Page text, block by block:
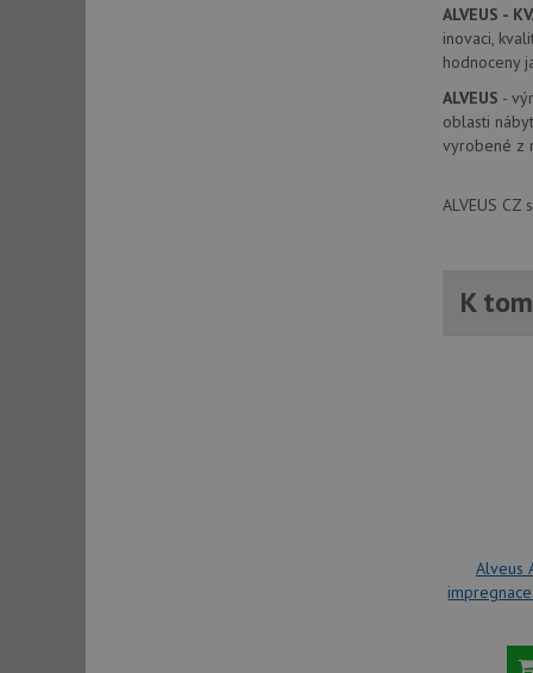
ALVEUS -
inovaci,
hodnoceny
ALVEUS -
oblasti
vyrobené z
ALVEUS
K
Alveus
_ga_9T91YFLEPX
__Secure-YNID
VISITOR_INFO1_LIVE